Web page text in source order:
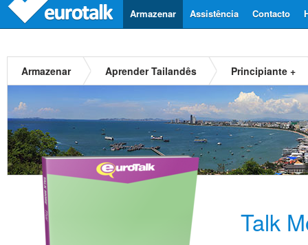
Contacto
Assistência
Armazenar
Armazenar Aprender Tailandês Principiante +
Talk